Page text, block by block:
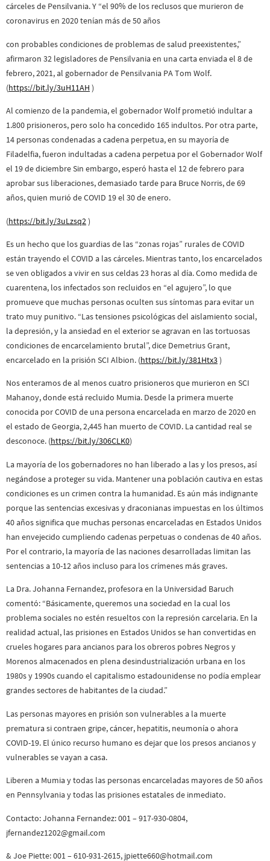
cárceles de Pensilvania. Y “el 90% de los reclusos que murieron de
coronavirus en 2020 tenían más de 50 años
con probables condiciones de problemas de salud preexistentes,”
afirmaron 32 legisladores de Pensilvania en una carta enviada el 8 de
febrero, 2021, al gobernador de Pensilvania PA Tom Wolf.
(https://bit.ly/3uH11AH )
Al comienzo de la pandemia, el gobernador Wolf prometió indultar a
1.800 prisioneros, pero solo ha concedido 165 indultos. Por otra parte,
14 personas condenadas a cadena perpetua, en su mayoría de
Filadelfia, fueron indultadas a cadena perpetua por el Gobernador Wolf
el 19 de diciembre Sin embargo, esperó hasta el 12 de febrero para
aprobar sus liberaciones, demasiado tarde para Bruce Norris, de 69
años, quien murió de COVID 19 el 30 de enero.
(https://bit.ly/3uLzsq2 )
Es un hecho que los guardias de las “zonas rojas” rurales de COVID
están trayendo el COVID a las cárceles. Mientras tanto, los encarcelados
se ven obligados a vivir en sus celdas 23 horas al día. Como medida de
cuarentena, los infectados son recluidos en “el agujero”, lo que
promueve que muchas personas oculten sus síntomas para evitar un
trato muy punitivo. “Las tensiones psicológicas del aislamiento social,
la depresión, y la ansiedad en el exterior se agravan en las tortuosas
condiciones de encarcelamiento brutal”, dice Demetrius Grant,
encarcelado en la prisión SCI Albion. (https://bit.ly/381Htx3)
Nos enteramos de al menos cuatro prisioneros que murieron en SCI
Mahanoy, donde está recluido Mumia. Desde la primera muerte
conocida por COVID de una persona encarcelada en marzo de 2020 en
el estado de Georgia, 2,445 han muerto de COVID. La cantidad real se
desconoce. (https://bit.ly/306CLK0)
La mayoría de los gobernadores no han liberado a las y los presos, así
negándose a proteger su vida. Mantener una población cautiva en estas
condiciones es un crimen contra la humanidad. Es aún más indignante
porque las sentencias excesivas y draconianas impuestas en los últimos
40 años significa que muchas personas encarceladas en Estados Unidos
han envejecido cumpliendo cadenas perpetuas o condenas de 40 años.
Por el contrario, la mayoría de las naciones desarrolladas limitan las
sentencias a 10-12 años incluso para los crímenes más graves.
La Dra. Johanna Fernandez, profesora en la Universidad Baruch
comentó: “Básicamente, queremos una sociedad en la cual los
problema sociales no estén resueltos con la represión carcelaria. En la
realidad actual, las prisiones en Estados Unidos se han convertidas en
crueles hogares para ancianos para los obreros pobres Negros y
Morenos almacenados en plena desindustrialización urbana en los
1980s y 1990s cuando el capitalismo estadounidense no podía emplear
grandes sectores de habitantes de la ciudad.”
Las personas mayores en prisión son vulnerables a la muerte
prematura si contraen gripe, cáncer, hepatitis, neumonía o ahora
COVID-19. El único recurso humano es dejar que los presos ancianos y
vulnerables se vayan a casa.
Liberen a Mumia y todas las personas encarceladas mayores de 50 años
en Pennsylvania y todas las prisiones estatales de inmediato.
Contacto: Johanna Fernandez: 001 – 917-930-0804,
jfernandez1202@gmail.com
& Joe Piette: 001 – 610-931-2615, jpiette660@hotmail.com